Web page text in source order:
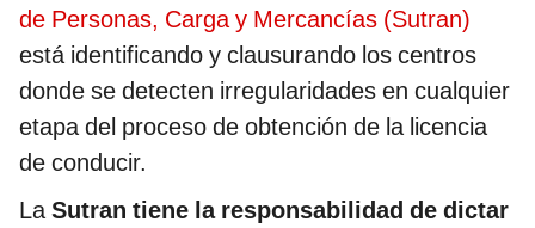
de Personas, Carga y Mercancías (Sutran)
está identificando y clausurando los centros
donde se detecten irregularidades en cualquier
etapa del proceso de obtención de la licencia
de conducir.
LaSutran tiene la responsabilidad de dictar